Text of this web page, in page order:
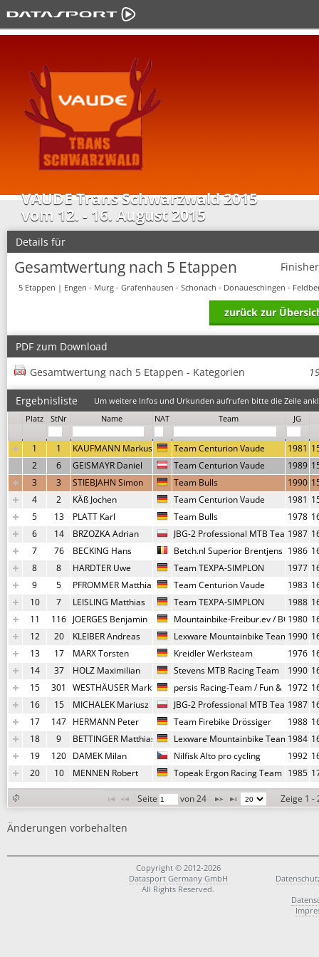
VAUDE Trans Schwarzwald 2015
vom 12. - 16. August 2015
Details für
Gesamtwertung nach 5 Etappen
5 Etappen | Engen - Murg - Grafenhausen - Schonach - Donaueschingen -
zurück zur
PDF zum Download
Gesamtwertung nach 5 Etappen - Kategorien
Ergebnisliste
Um weitere Infos und Urkunden aufrufen bitte die Zeile
Platz
StNr Name NAT Team JG
1 1 KAUFMANN Markus Team Centurion Vaude 1981
2
6 GEISMAYR Daniel Team Centurion Vaude 1989
3
3 STIEBJAHN Simon Team Bulls 1990
4
2 KÄß Jochen Team Centurion Vaude 1981
5
13 PLATT Karl Team Bulls 1978
6
14 BRZOZKA Adrian JBG-2 Professional MTB Team1987
7
76 BECKING Hans Betch.nl Superior Brentjens 1986
8
8 HARDTER Uwe Team TEXPA-SIMPLON 1977
9
5 PFROMMER Matthias Team Centurion Vaude 1983
10
7 LEISLING Matthias Team TEXPA-SIMPLON 1988
11
116 JOERGES Benjamin Mountainbike-Freibur.ev / BQ1980
12
20 KLEIBER Andreas Lexware Mountainbike Team 1990
13
17 MARX Torsten Kreidler Werksteam 1976
14
37 HOLZ Maximilian Stevens MTB Racing Team 1990
15
301 WESTHÄUSER Markus persis Racing-Team / Fun & Bike
1972
16
15 MICHALEK Mariusz JBG-2 Professional MTB Team1987
17
147 HERMANN Peter Team Firebike Drössiger 1988
18
9 BETTINGER Matthias Lexware Mountainbike Team 1984
19
120 DAMEK Milan Nilfisk Alto pro cycling 1992
20
10 MENNEN Robert Topeak Ergon Racing Team 1985
Seite von 24 Zeige 1 -
Änderungen vorbehalten
Copyright © 2012-2026
Datasport Germany GmbH
All Rights Reserved.